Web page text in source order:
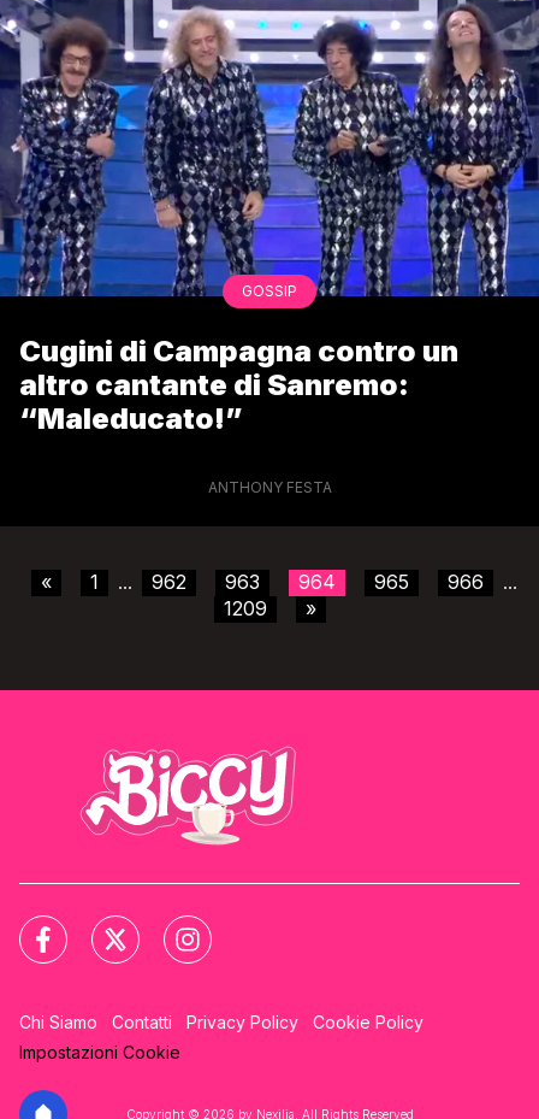
GOSSIP
Cugini di Campagna contro un
altro cantante di Sanremo:
“Maleducato!”
ANTHONY FESTA
« 1 ... 962 963 964 965 966 ...
1209 »
Chi Siamo Contatti Privacy Policy
Cookie Policy
Impostazioni Cookie
Copyright © 2026 by Nexilia. All Rights Reserved